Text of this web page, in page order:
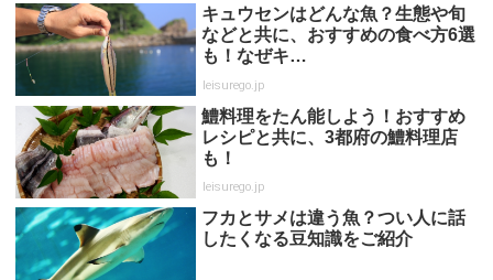
キュウセンはどんな魚？生態や旬
などと共に、おすすめの食べ方6選
も！なぜキ…
leisurego.jp
鱧料理をたん能しよう！おすすめ
レシピと共に、3都府の鱧料理店
も！
leisurego.jp
フカとサメは違う魚？つい人に話
したくなる豆知識をご紹介